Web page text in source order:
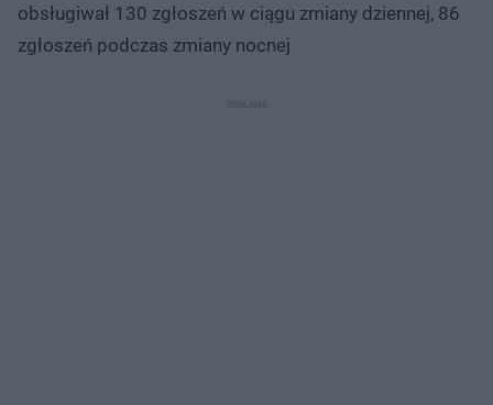
obsługiwał 130 zgłoszeń w ciągu zmiany dziennej, 86
zgłoszeń podczas zmiany nocnej